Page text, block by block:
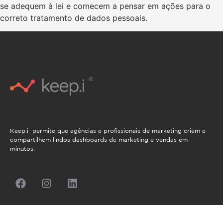
se adequem à lei e comecem a pensar em ações para o
correto tratamento de dados pessoais.
Keep.i permite que agências e profissionais de marketing criem e
compartilhem lindos dashboards de marketing e vendas em
minutos.